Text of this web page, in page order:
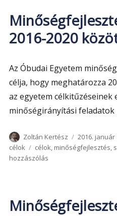
2016-2020
Az Óbudai Egyetem
célja, hogy meghatározza
az egyetem célkitűzéseinek
minőségirányítási feladatok
Szerző
Zoltán Kertész Közzétéve
2016.
célok
Címke
célok, minőségfejlesztés,
hozzászólás